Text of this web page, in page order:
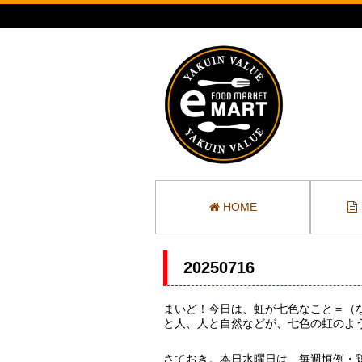
HOME
20250716
まいど！今日は、虹が七色なこと＝
と人、人と自然などが、七色の虹の
さておき。本日水曜日は、毎週恒例